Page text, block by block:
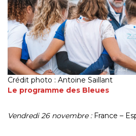
Crédit photo : Antoine Saillant
Le programme des Bleues
Vendredi 26 novembre : France –